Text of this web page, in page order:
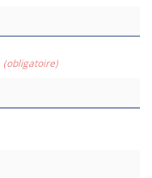
(obligatoire)